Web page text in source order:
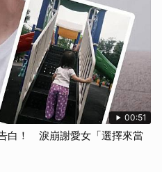
00:51
白！ 淚崩謝愛女「選擇來當